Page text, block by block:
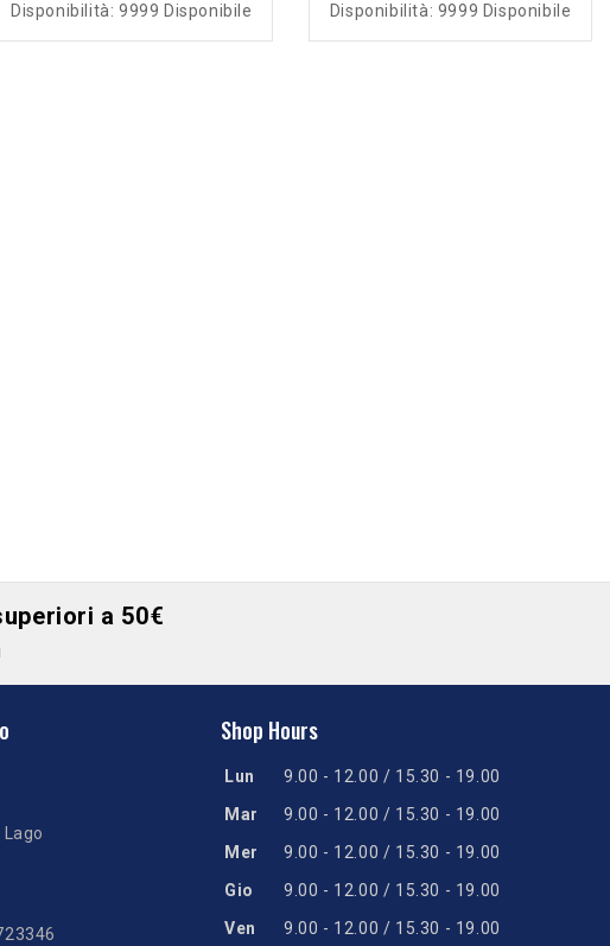
Disponibilità: 9999 Disponibile Disponibilità: 9999 Disponibile
a 50€
Shop Hours
Lun
9.00 - 12.00 / 15.30 - 19.00
Mar
9.00 - 12.00 / 15.30 - 19.00
Mer
9.00 - 12.00 / 15.30 - 19.00
Gio
9.00 - 12.00 / 15.30 - 19.00
Ven
9.00 - 12.00 / 15.30 - 19.00